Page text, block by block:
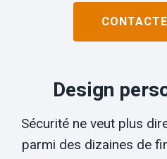
Design
Sécurité ne veut plus
parmi des dizaines de